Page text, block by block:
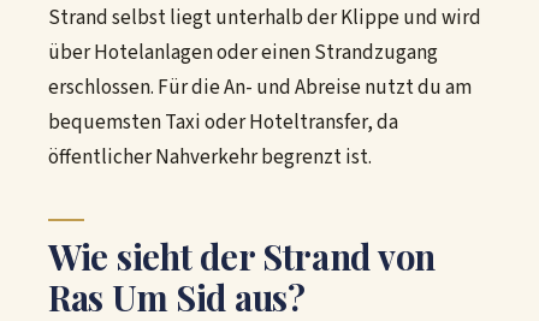
Strand selbst liegt unterhalb der Klippe und wird
über Hotelanlagen oder einen Strandzugang
erschlossen. Für die An- und Abreise nutzt du am
bequemsten Taxi oder Hoteltransfer, da
öffentlicher Nahverkehr begrenzt ist.
Wie sieht der Strand von
Ras Um Sid aus?